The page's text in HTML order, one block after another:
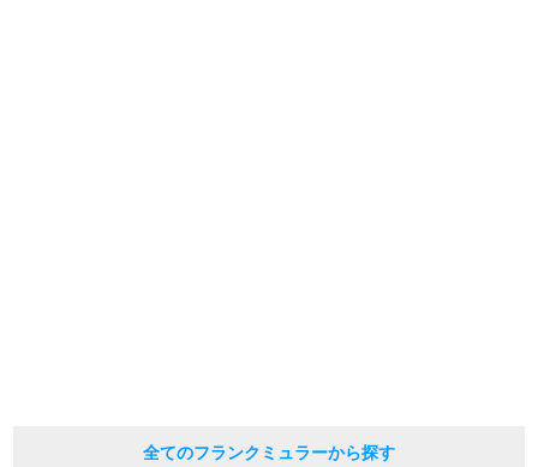
全てのフランクミュラーから探す